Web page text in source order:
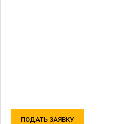
ПОДАТЬ ЗАЯВКУ